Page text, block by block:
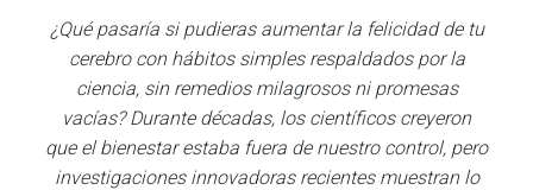
¿Qué pasaría si pudieras aumentar la felicidad de tu
cerebro con hábitos simples respaldados por la
ciencia, sin remedios milagrosos ni promesas
vacías? Durante décadas, los científicos creyeron
que el bienestar estaba fuera de nuestro control, pero
investigaciones innovadoras recientes muestran lo